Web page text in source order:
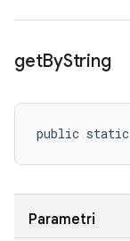
getByString
public static
Parametri